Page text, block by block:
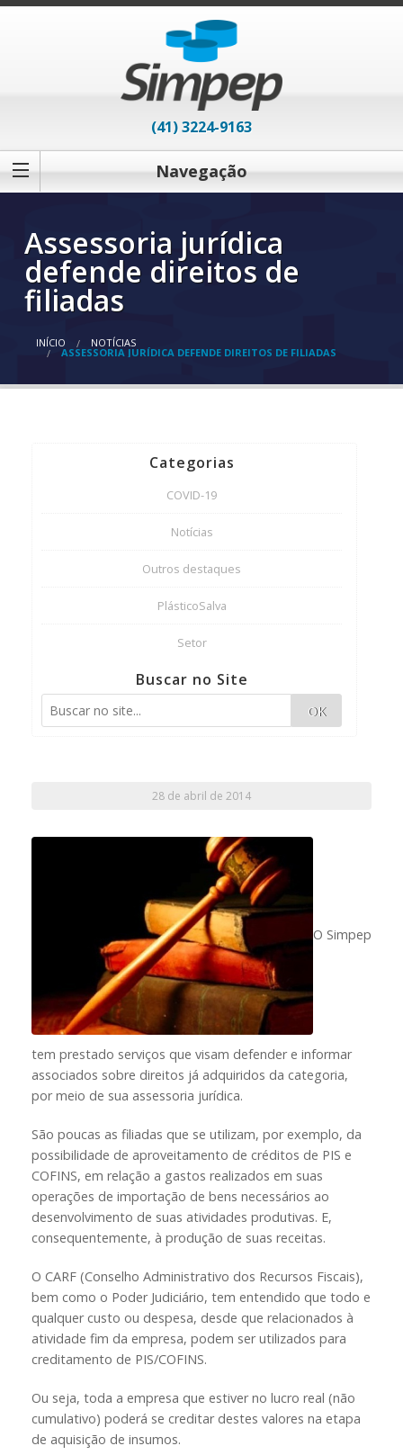
(41) 3224-9163
Navegação
Assessoria jurídica
defende direitos de
filiadas
INÍCIO NOTÍCIAS
ASSESSORIA JURÍDICA DEFENDE DIREITOS DE FILIADAS
Categorias
COVID-19
Notícias
Outros destaques
PlásticoSalva
Setor
Buscar no Site
OK
28 de abril de 2014
O Simpep
tem prestado serviços que visam defender e informar
associados sobre direitos já adquiridos da categoria,
por meio de sua assessoria jurídica.
São poucas as filiadas que se utilizam, por exemplo, da
possibilidade de aproveitamento de créditos de PIS e
COFINS, em relação a gastos realizados em suas
operações de importação de bens necessários ao
desenvolvimento de suas atividades produtivas. E,
consequentemente, à produção de suas receitas.
O CARF (Conselho Administrativo dos Recursos Fiscais),
bem como o Poder Judiciário, tem entendido que todo e
qualquer custo ou despesa, desde que relacionados à
atividade fim da empresa, podem ser utilizados para
creditamento de PIS/COFINS.
Ou seja, toda a empresa que estiver no lucro real (não
cumulativo) poderá se creditar destes valores na etapa
de aquisição de insumos.